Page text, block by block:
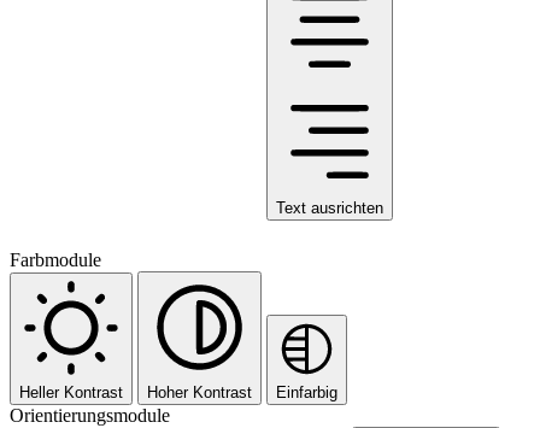
Text ausrichten
Farbmodule
Heller Kontrast Hoher Kontrast Einfarbig
Orientierungsmodule